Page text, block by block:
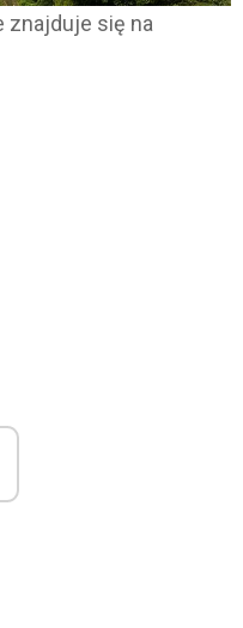
znajduje się na